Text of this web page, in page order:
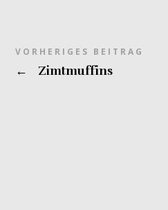
VORHERIGES BEITRAG
← Zimtmuffins